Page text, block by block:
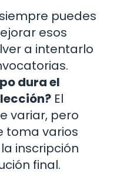
puedes
esos
a intentarlo
dura el
El
variar, pero
toma varios
inscripción
final.